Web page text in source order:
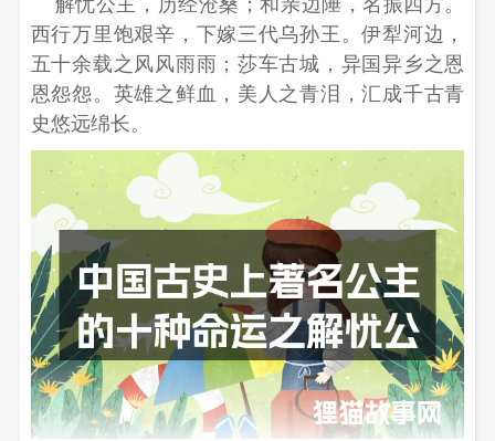
西行万里饱艰辛，下嫁三代乌孙王。伊犁河边，
五十余载之风风雨雨；莎车古城，异国异乡之恩
恩怨怨。英雄之鲜血，美人之青泪，汇成千古青
史悠远绵长。